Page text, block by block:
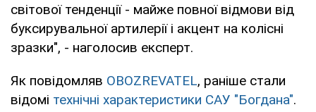
світової тенденції - майже повної відмови від
буксирувальної артилерії і акцент на колісні
зразки", - наголосив експерт.
Як повідомляв OBOZREVATEL, раніше стали
відомі технічні характеристики САУ "Богдана".